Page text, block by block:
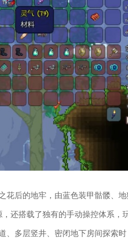
花后的地牢，由蓝色装甲骷髅、
还搭载了独有的手动操控体系
、多层竖井、密闭地下房间探索